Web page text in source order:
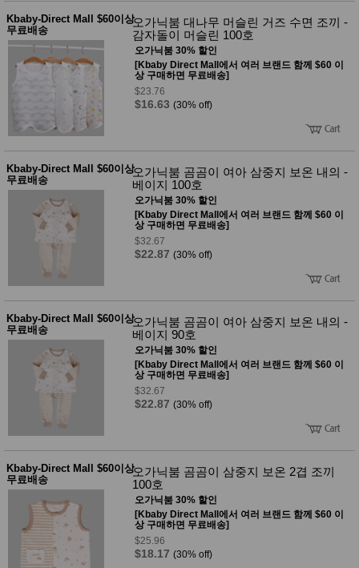
Kbaby-Direct Mall $60이상
무료배송
오가닉붐 대나무 머슬린 거즈 수면 조끼 -
감자돌이 머슬린 100호
오가닉붐 30% 할인
[Kbaby Direct Mall에서 여러 브랜드 함께 $60 이
상 구매하면 무료배송]
$23.76
$16.63 (30% off)
Kbaby-Direct Mall $60이상
무료배송
오가닉붐 곰곰이 여아 삼중지 보온 내의 -
베이지 100호
오가닉붐 30% 할인
[Kbaby Direct Mall에서 여러 브랜드 함께 $60 이
상 구매하면 무료배송]
$32.67
$22.87 (30% off)
Kbaby-Direct Mall $60이상
무료배송
오가닉붐 곰곰이 여아 삼중지 보온 내의 -
베이지 90호
오가닉붐 30% 할인
[Kbaby Direct Mall에서 여러 브랜드 함께 $60 이
상 구매하면 무료배송]
$32.67
$22.87 (30% off)
Kbaby-Direct Mall $60이상
무료배송
오가닉붐 곰곰이 삼중지 보온 2겹 조끼
100호
오가닉붐 30% 할인
[Kbaby Direct Mall에서 여러 브랜드 함께 $60 이
상 구매하면 무료배송]
$25.96
$18.17 (30% off)